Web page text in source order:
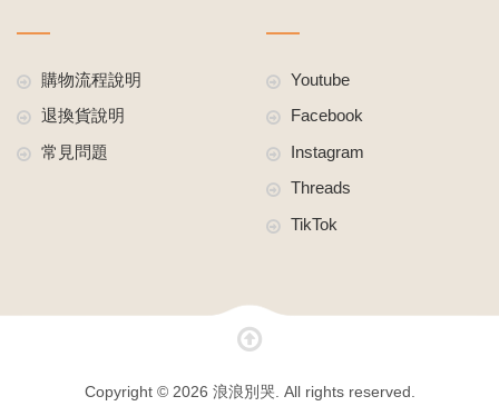
購物流程說明
退換貨說明
常見問題
Youtube
Facebook
Instagram
Threads
TikTok
Copyright © 2026 浪浪別哭. All rights reserved.